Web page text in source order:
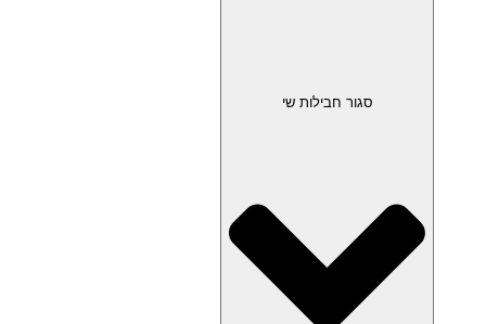
סגור חבילות שי